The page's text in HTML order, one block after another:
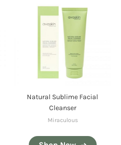
Natural Sublime Facial
Cleanser
Miraculous